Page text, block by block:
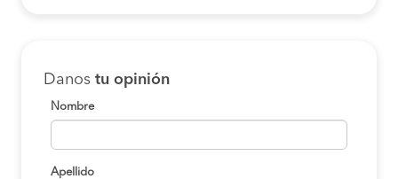
Chala a Nasca S/100
COMPRAR
Danos tu opinión
Nombre
Apellido